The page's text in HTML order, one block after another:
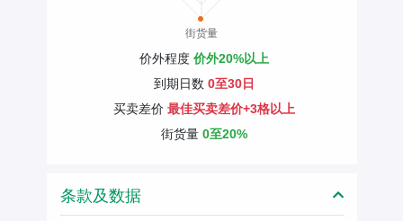
街货量
价外程度 价外20%以上
到期日数 0至30日
买卖差价 最佳买卖差价+3格以上
街货量 0至20%
条款及数据